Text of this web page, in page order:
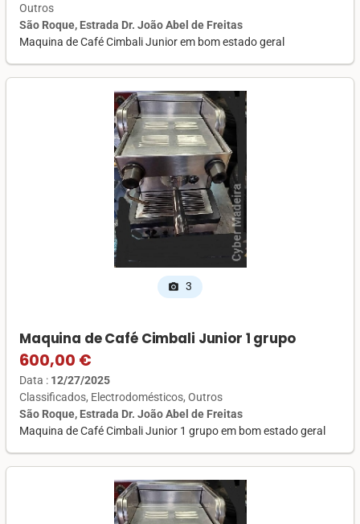
Outros
São Roque, Estrada Dr. João Abel de Freitas
Maquina de Café Cimbali Junior em bom estado geral
photo_camera 3
Maquina de Café Cimbali Junior 1 grupo
600,00 €
Data : 12/27/2025
Classificados Electrodomésticos Outros
São Roque, Estrada Dr. João Abel de Freitas
Maquina de Café Cimbali Junior 1 grupo em bom estado geral